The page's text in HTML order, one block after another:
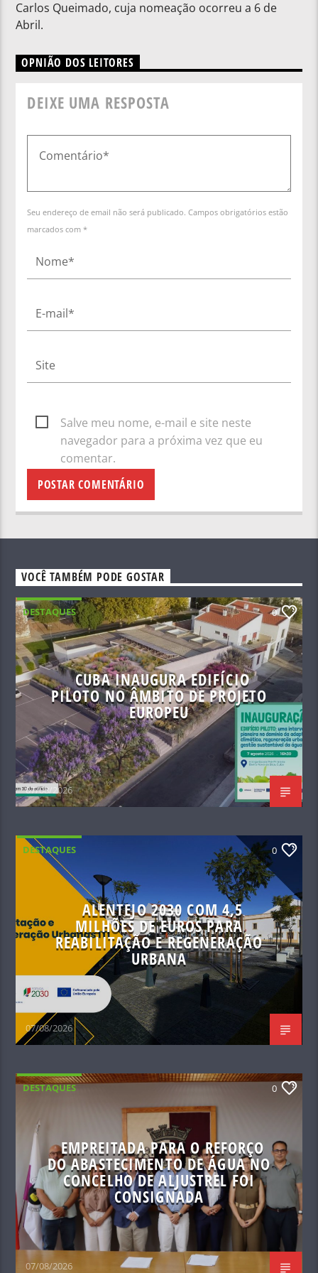
Carlos Queimado, cuja nomeação ocorreu a 6 de
Abril.
OPNIÃO DOS LEITORES
DEIXE UMA RESPOSTA
Seu endereço de email não será publicado. Campos obrigatórios estão
marcados com *
Salve meu nome, e-mail e site neste
navegador para a próxima vez que eu
comentar.
VOCÊ TAMBÉM PODE GOSTAR
DESTAQUES 0
CUBA INAUGURA EDIFÍCIO
PILOTO NO ÂMBITO DE PROJETO
EUROPEU
07/08/2026
DESTAQUES 0
ALENTEJO 2030 COM 4,5
MILHÕES DE EUROS PARA
REABILITAÇÃO E REGENERAÇÃO
URBANA
07/08/2026
DESTAQUES 0
EMPREITADA PARA O REFORÇO
DO ABASTECIMENTO DE ÁGUA NO
CONCELHO DE ALJUSTREL FOI
CONSIGNADA
07/08/2026